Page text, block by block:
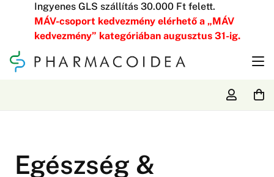
Ingyenes GLS szállítás 30.000 Ft felett.
MÁV-csoport kedvezmény elérhető a „MÁV
kedvezmény” kategóriában augusztus 31-ig.
Egészség &